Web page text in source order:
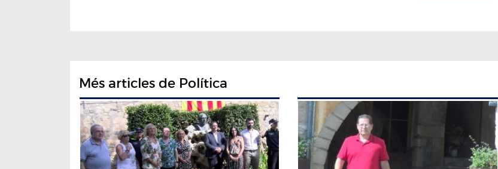
Més articles de Política